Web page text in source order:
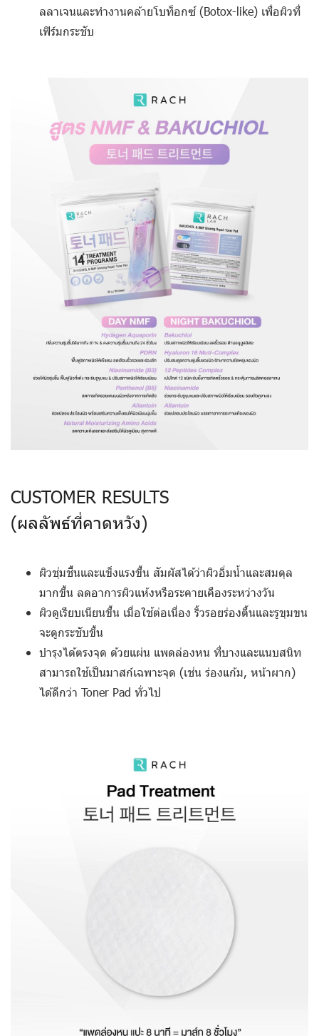
ลลาเจนและทำงานคล้ายโบท็อกซ์ (Botox-like) เพื่อผิวที่
เฟิร์มกระชับ
CUSTOMER RESULTS
(ผลลัพธ์ที่คาดหวัง)
ผิวชุ่มชื้นและแข็งแรงขึ้น สัมผัสได้ว่าผิวอิ่มน้ำและสมดุล
มากขึ้น ลดอาการผิวแห้งหรือระคายเคืองระหว่างวัน
ผิวดูเรียบเนียนขึ้น เมื่อใช้ต่อเนื่อง ริ้วรอยร่องตื้นและรูขุมขน
จะดูกระชับขึ้น
บำรุงได้ตรงจุด ด้วยแผ่น แพดล่องหน ที่บางและแนบสนิท
สามารถใช้เป็นมาสก์เฉพาะจุด (เช่น ร่องแก้ม, หน้าผาก)
ได้ดีกว่า Toner Pad ทั่วไป